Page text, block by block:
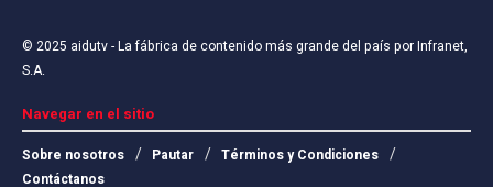
© 2025 aidutv- La fábrica de contenido más grande del país porInfranet,
S.A.
Navegar en el sitio
Sobre nosotros Pautar
Términos y Condiciones
Contáctanos